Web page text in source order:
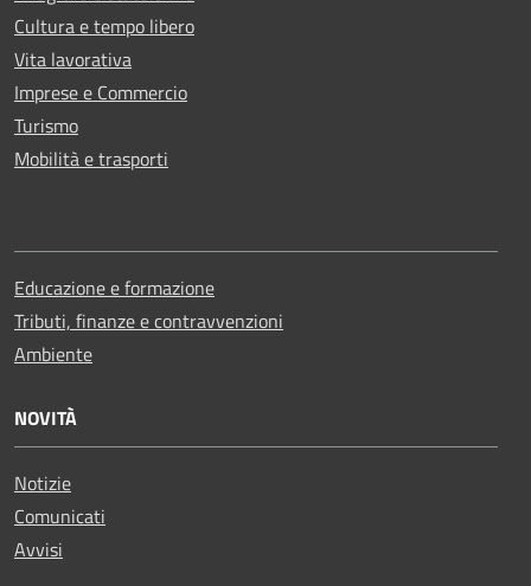
Cultura e tempo libero
Vita lavorativa
Imprese e Commercio
Turismo
Mobilità e trasporti
Educazione e formazione
Tributi, finanze e contravvenzioni
Ambiente
NOVITÀ
Notizie
Comunicati
Avvisi